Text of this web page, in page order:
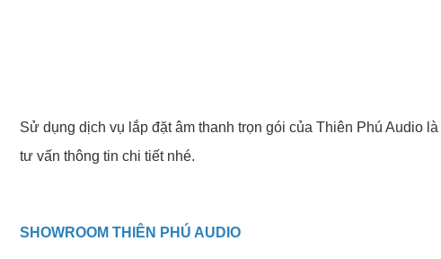
Sử dụng dịch vụ lắp đặt âm thanh trọn gói của Thiên Phú Audio
tư vấn thông tin chi tiết nhé.
SHOWROOM THIÊN PHÚ AUDIO